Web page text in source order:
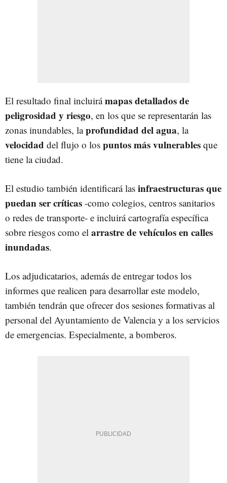
El resultado final incluirámapas detallados de
peligrosidad y riesgo, en los que se representarán las
zonas inundables, laprofundidad del agua, la
velocidad del flujo o los puntos más vulnerables que
tiene la ciudad.
El estudio también identificará las infraestructuras que
puedan ser críticas -como colegios, centros sanitarios
o redes de transporte- e incluirá cartografía específica
sobre riesgos como el arrastre de vehículos en calles
inundadas.
Los adjudicatarios, además de entregar todos los
informes que realicen para desarrollar este modelo,
también tendrán que ofrecer dos sesiones formativas al
personal del Ayuntamiento de Valencia y a los servicios
de emergencias. Especialmente, a bomberos.